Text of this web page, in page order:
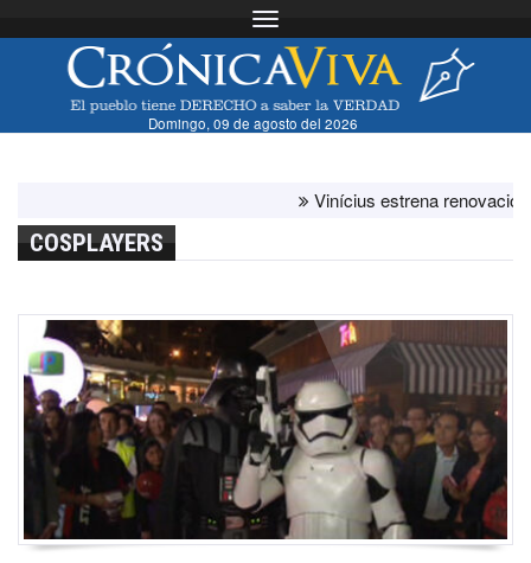
Toggle navigation
Domingo, 09 de agosto del 2026
Vinícius estrena renovación
COSPLAYERS